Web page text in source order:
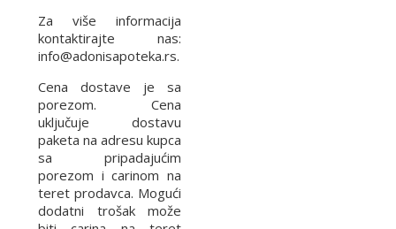
Za više informacija
kontaktirajte nas:
info@adonisapoteka.rs.
Cena dostave je sa
porezom. Cena
uključuje dostavu
paketa na adresu kupca
sa pripadajućim
porezom i carinom na
teret prodavca. Mogući
dodatni trošak može